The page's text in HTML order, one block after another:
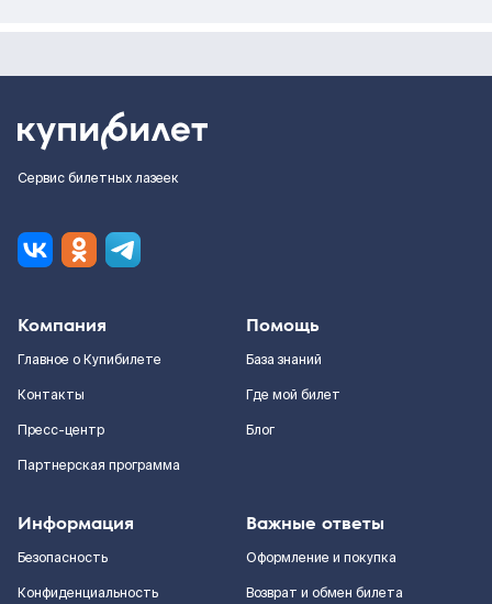
Сервис билетных лазеек
Компания
Главное о Купибилете
Контакты
Пресс-центр
Партнерская программа
Помощь
База знаний
Где мой билет
Блог
Информация
Безопасность
Конфиденциальность
Важные ответы
Оформление и покупка
Возврат и обмен билета